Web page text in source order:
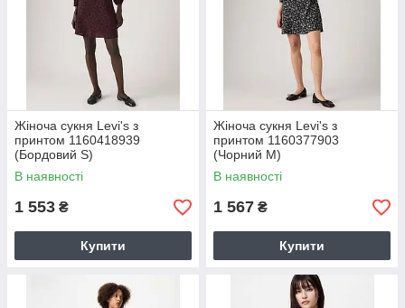
Жіноча сукня Levi's з
принтом 1160418939
(Бордовий S)
В наявності
1 553 ₴
Купити
Жіноча сукня Levi's з
принтом 1160377903
(Чорний M)
В наявності
1 567 ₴
Купити